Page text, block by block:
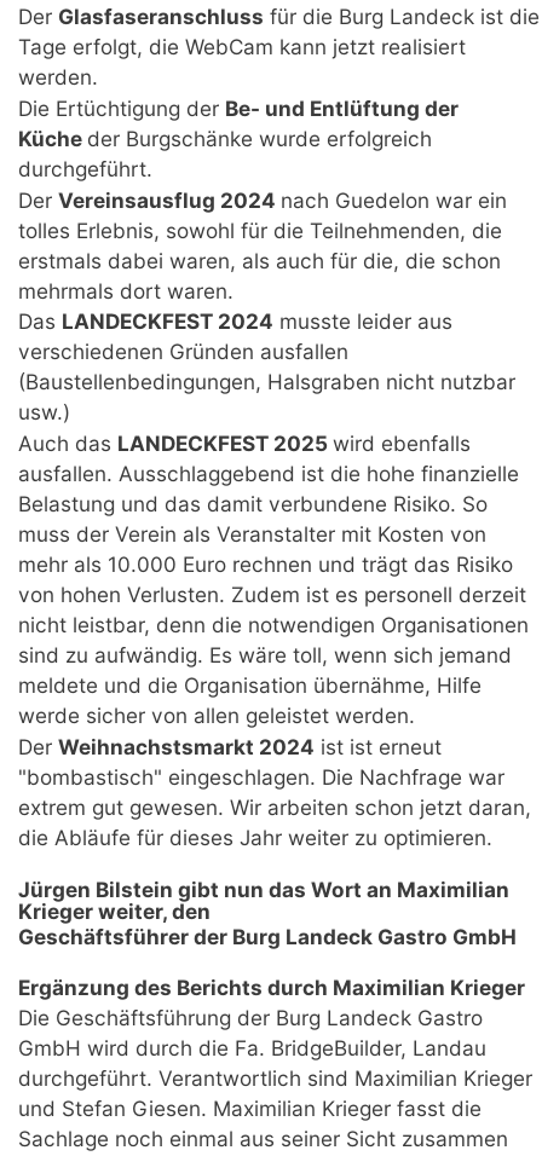
Der Glasfaseranschluss für die Burg Landeck ist die
Tage erfolgt, die WebCam kann jetzt realisiert
werden.
Die Ertüchtigung der Be- und Entlüftung der
Küche der Burgschänke wurde erfolgreich
durchgeführt.
Der Vereinsausflug 2024 nach Guedelon war ein
tolles Erlebnis, sowohl für die Teilnehmenden, die
erstmals dabei waren, als auch für die, die schon
mehrmals dort waren.
Das LANDECKFEST 2024 musste leider aus
verschiedenen Gründen ausfallen
(Baustellenbedingungen, Halsgraben nicht nutzbar
usw.)
Auch das LANDECKFEST 2025wird ebenfalls
ausfallen. Ausschlaggebend ist die hohe finanzielle
Belastung und das damit verbundene Risiko. So
muss der Verein als Veranstalter mit Kosten von
mehr als 10.000 Euro rechnen und trägt das Risiko
von hohen Verlusten. Zudem ist es personell derzeit
nicht leistbar, denn die notwendigen Organisationen
sind zu aufwändig. Es wäre toll, wenn sich jemand
meldete und die Organisation übernähme, Hilfe
werde sicher von allen geleistet werden.
Der Weihnachstsmarkt 2024 ist ist erneut
"bombastisch" eingeschlagen. Die Nachfrage war
extrem gut gewesen. Wir arbeiten schon jetzt daran,
die Abläufe für dieses Jahr weiter zu optimieren.
Jürgen Bilstein gibt nun das Wort an Maximilian
Krieger weiter, den
Geschäftsführer der Burg Landeck Gastro GmbH
Ergänzung des Berichts durch Maximilian Krieger
Die Geschäftsführung der Burg Landeck Gastro
GmbH wird durch die Fa. BridgeBuilder, Landau
durchgeführt. Verantwortlich sind Maximilian Krieger
und Stefan Giesen. Maximilian Krieger fasst die
Sachlage noch einmal aus seiner Sicht zusammen